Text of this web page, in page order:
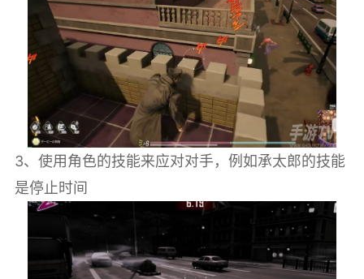
3、使用角色的技能来应对对手，例如承太郎的技能
是停止时间